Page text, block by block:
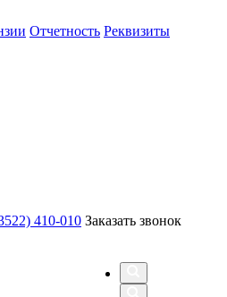
Отчетность Реквизиты
410-010 Заказать звонок